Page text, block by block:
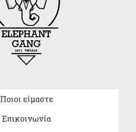
Ποιοι είμαστε
Επικοινωνία